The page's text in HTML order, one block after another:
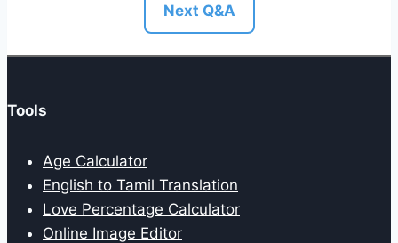
Next Q&A
Tools
Age Calculator
English to Tamil Translation
Love Percentage Calculator
Online Image Editor